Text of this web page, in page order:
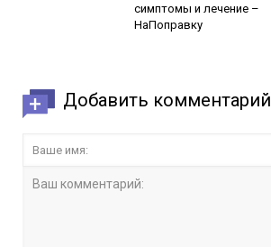
симптомы и лечение –
НаПоправку
Добавить комментарий